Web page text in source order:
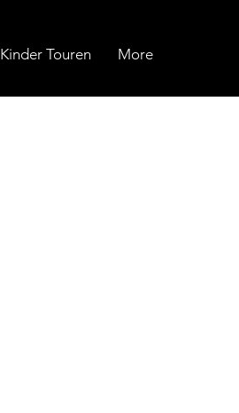
Kinder Touren More